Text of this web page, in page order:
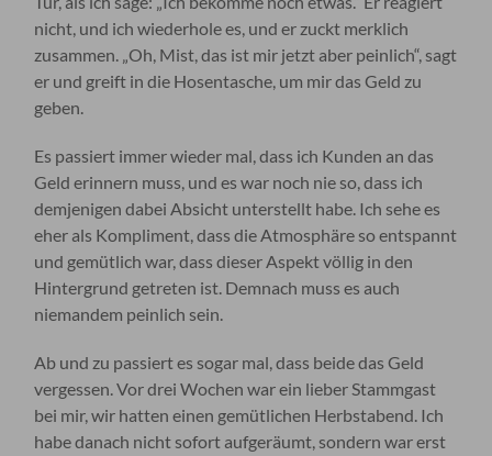
nicht, und ich wiederhole es, und er zuckt merklich
zusammen. „Oh, Mist, das ist mir jetzt aber peinlich“, sagt
er und greift in die Hosentasche, um mir das Geld zu
geben.
Es passiert immer wieder mal, dass ich Kunden an das
Geld erinnern muss, und es war noch nie so, dass ich
demjenigen dabei Absicht unterstellt habe. Ich sehe es
eher als Kompliment, dass die Atmosphäre so entspannt
und gemütlich war, dass dieser Aspekt völlig in den
Hintergrund getreten ist. Demnach muss es auch
niemandem peinlich sein.
Ab und zu passiert es sogar mal, dass beide das Geld
vergessen. Vor drei Wochen war ein lieber Stammgast
bei mir, wir hatten einen gemütlichen Herbstabend. Ich
habe danach nicht sofort aufgeräumt, sondern war erst